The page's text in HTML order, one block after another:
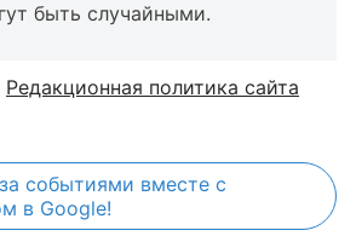
быть случайными.
Редакционная политика сайта
событиями вместе с
в Google!